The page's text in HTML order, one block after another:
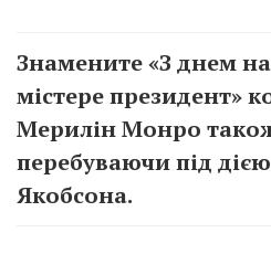
Знамените «З днем
містере президент»
Мерилін Монро
перебуваючи під дією
Якобсона.